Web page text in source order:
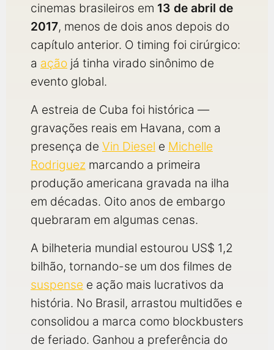
cinemas brasileiros em 13 de abril de
2017, menos de dois anos depois do
capítulo anterior. O timing foi cirúrgico:
a ação já tinha virado sinônimo de
evento global.
A estreia de Cuba foi histórica —
gravações reais em Havana, com a
presença de Vin Diesel e Michelle
Rodriguez marcando a primeira
produção americana gravada na ilha
em décadas. Oito anos de embargo
quebraram em algumas cenas.
A bilheteria mundial estourou US$ 1,2
bilhão, tornando-se um dos filmes de
suspense e ação mais lucrativos da
história. No Brasil, arrastou multidões e
consolidou a marca como blockbusters
de feriado. Ganhou a preferência do